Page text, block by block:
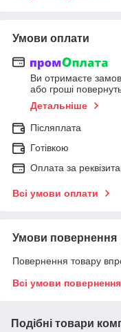
Умови оплати
Ви отримаєте
або гроші
Детальніше
Післяплата
Готівкою
Оплата за
Всі умови оплати
Умови повернення
Повернення товару
Всі умови повернення
Подібні товари